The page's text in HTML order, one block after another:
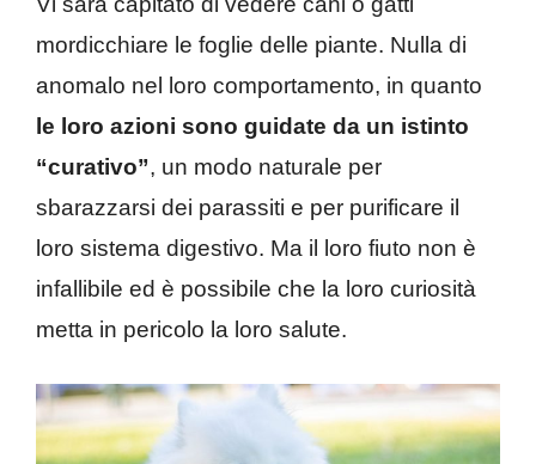
mordicchiare le foglie delle piante. Nulla di
anomalo nel loro comportamento, in quanto
le loro azioni sono guidate da un istinto
“curativo”, un modo naturale per
sbarazzarsi dei parassiti e per purificare il
loro sistema digestivo. Ma il loro fiuto non è
infallibile ed è possibile che la loro curiosità
metta in pericolo la loro salute.